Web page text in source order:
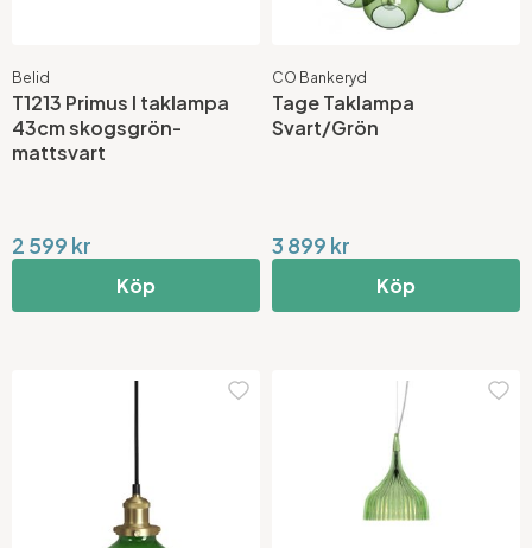
Belid
T1213 Primus I taklampa
43cm skogsgrön-
mattsvart
2 599 kr
Köp
CO Bankeryd
Tage Taklampa
Svart/Grön
3 899 kr
Köp